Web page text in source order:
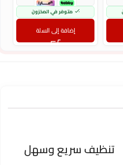
متوفر في المخزون
إضافة إلى السلة
تنظيف سريع وسهل